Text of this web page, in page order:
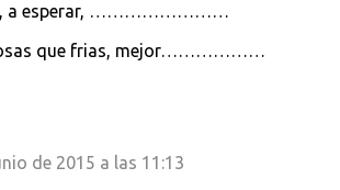
a esperar, ……………………
que frias, mejor………………
de 2015 a las 11:13